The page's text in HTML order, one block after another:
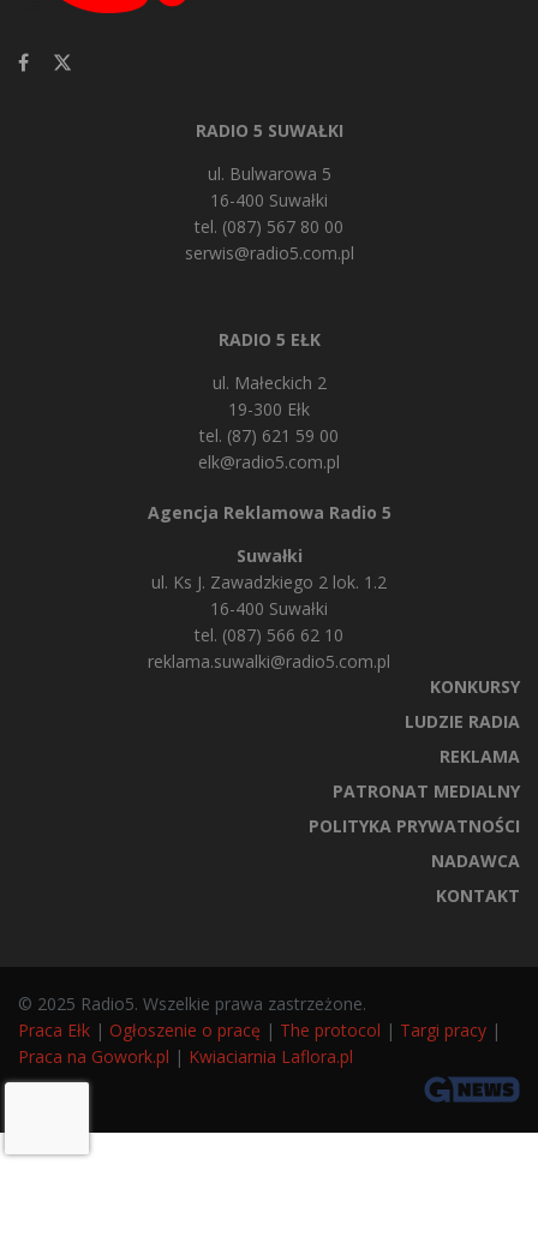
RADIO 5 SUWAŁKI
ul. Bulwarowa 5
16-400 Suwałki
tel. (087) 567 80 00
serwis@radio5.com.pl
RADIO 5 EŁK
ul. Małeckich 2
19-300 Ełk
tel. (87) 621 59 00
elk@radio5.com.pl
Agencja Reklamowa Radio 5
Suwałki
ul. Ks J. Zawadzkiego 2 lok. 1.2
16-400 Suwałki
tel. (087) 566 62 10
reklama.suwalki@radio5.com.pl
KONKURSY
LUDZIE RADIA
REKLAMA
PATRONAT MEDIALNY
POLITYKA PRYWATNOŚCI
NADAWCA
KONTAKT
© 2025 Radio5. Wszelkie prawa zastrzeżone.
Praca Ełk | Ogłoszenie o pracę | The protocol | Targi pracy |
Praca na Gowork.pl | Kwiaciarnia Laflora.pl